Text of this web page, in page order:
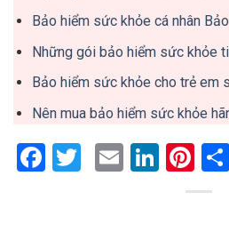
Bảo hiểm sức khỏe cá nhân
Những gói bảo hiểm sức khỏe
Bảo hiểm sức khỏe cho trẻ em
Nên mua bảo hiểm sức khỏe
Facebook
Twitter
Email